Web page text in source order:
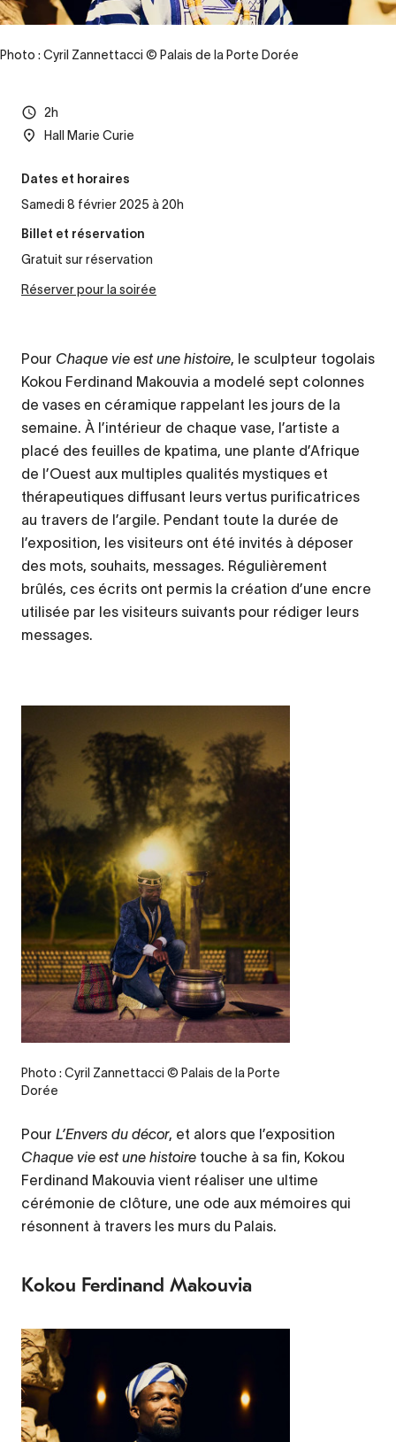
Photo : Cyril Zannettacci © Palais de la Porte Dorée
2h
Hall Marie Curie
Dates et horaires
Samedi 8 février 2025 à 20h
Billet et réservation
Gratuit sur réservation
Réserver pour la soirée
Credit
Photo : Cyril Zannettacci © Palais de la Porte
Dorée
Pour Chaque vie est une histoire, le sculpteur togolais
Kokou Ferdinand Makouvia a modelé sept colonnes
de vases en céramique rappelant les jours de la
semaine. À l’intérieur de chaque vase, l’artiste a
placé des feuilles de kpatima, une plante d’Afrique
de l’Ouest aux multiples qualités mystiques et
thérapeutiques diffusant leurs vertus purificatrices
au travers de l’argile. Pendant toute la durée de
l’exposition, les visiteurs ont été invités à déposer
des mots, souhaits, messages. Régulièrement
brûlés, ces écrits ont permis la création d’une encre
utilisée par les visiteurs suivants pour rédiger leurs
messages.
Pour L’Envers du décor, et alors que l’exposition
Chaque vie est une histoire touche à sa fin, Kokou
Ferdinand Makouvia vient réaliser une ultime
cérémonie de clôture, une ode aux mémoires qui
résonnent à travers les murs du Palais.
Kokou Ferdinand Makouvia